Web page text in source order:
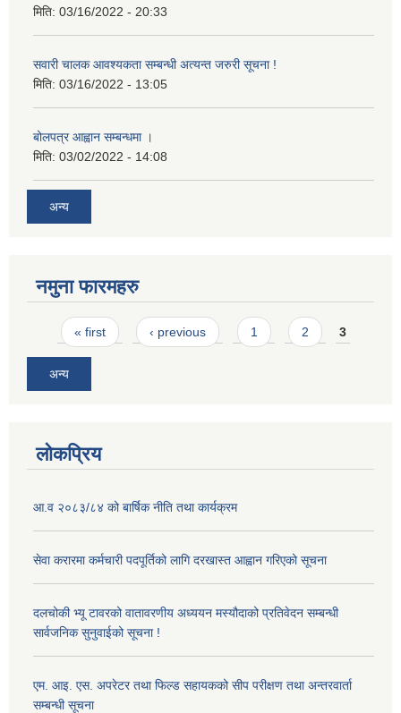
मिति: 03/16/2022 - 20:33
सवारी चालक आवश्यकता सम्बन्धी अत्यन्त जरुरी सूचना !
मिति: 03/16/2022 - 13:05
बोलपत्र आह्वान सम्बन्धमा ।
मिति: 03/02/2022 - 14:08
अन्य
नमुना फारमहरु
Pages
« first ‹ previous 1 2 3
अन्य
लोकप्रिय
आ.व २०८३/८४ को बार्षिक नीति तथा कार्यक्रम
सेवा करारमा कर्मचारी पदपूर्तिको लागि दरखास्त आह्वान गरिएको सूचना
दलचोकी भ्यू टावरको वातावरणीय अध्ययन मस्यौदाको प्रतिवेदन सम्बन्धी
सार्वजनिक सुनुवाईको सूचना !
एम. आइ. एस. अपरेटर तथा फिल्ड सहायकको सीप परीक्षण तथा अन्तरवार्ता
सम्बन्धी सूचना